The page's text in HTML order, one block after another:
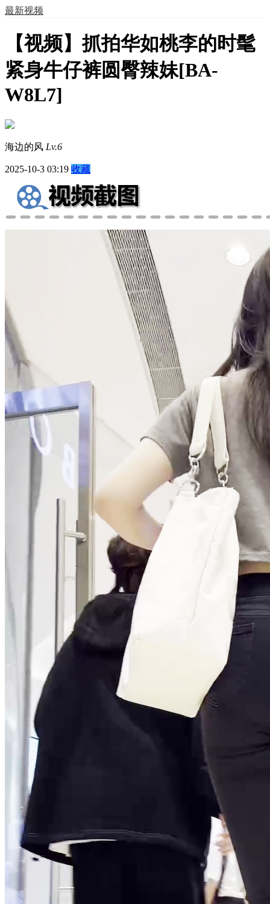
最新视频
【视频】抓拍华如桃李的时髦
紧身牛仔裤圆臀辣妹[BA-
W8L7]
海边的风 Lv.6
2025-10-3 03:19 收藏